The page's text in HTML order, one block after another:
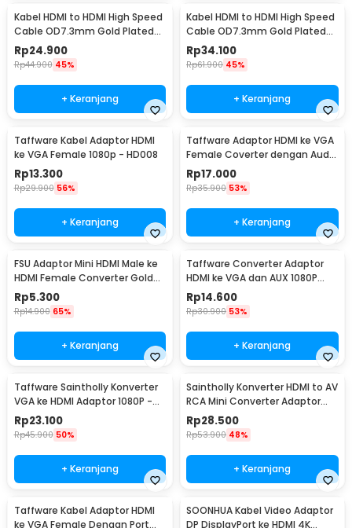
Kabel HDMI to HDMI High Speed
Cable OD7.3mm Gold Plated
4K 5M - HD105
Rp24.900
Rp44.900 45%
+ Keranjang
Kabel HDMI to HDMI High Speed
Cable OD7.3mm Gold Plated
1080P 10M - HYX
Rp34.100
Rp61.900 45%
+ Keranjang
Taffware Kabel Adaptor HDMI
ke VGA Female 1080p - HD008
Rp13.300
Rp29.900 56%
+ Keranjang
Taffware Adaptor HDMI ke VGA
Female Coverter dengan Audio
3.5mm 1080p - HD008-1
Rp17.000
Rp35.900 53%
+ Keranjang
FSU Adaptor Mini HDMI Male ke
HDMI Female Converter Gold
Plated HD - SHH10
Rp5.300
Rp14.900 65%
+ Keranjang
Taffware Converter Adaptor
HDMI ke VGA dan AUX 1080P
Proyektor Monitor - S-PC-0389
Rp14.600
Rp30.900 53%
+ Keranjang
Taffware Saintholly Konverter
VGA ke HDMI Adaptor 1080P -
ST-218
Rp23.100
Rp45.900 50%
+ Keranjang
Saintholly Konverter HDMI to AV
RCA Mini Converter Adaptor
1080p - ST-209
Rp28.500
Rp53.900 48%
+ Keranjang
Taffware Kabel Adaptor HDMI
ke VGA Female Dengan Port
SOONHUA Kabel Video Adaptor
DP DisplayPort ke HDMI 4K